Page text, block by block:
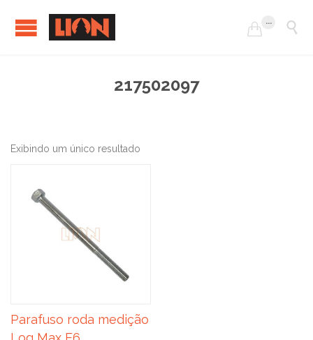

... 
217502097
Exibindo um único resultado
Parafuso roda medição